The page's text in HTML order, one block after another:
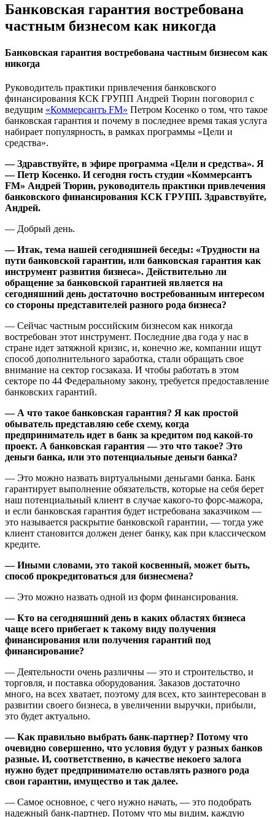
Банковская гарантия востребована
частным бизнесом как никогда
Банковская гарантия востребована частным бизнесом как
никогда
Руководитель практики привлечения банковского
финансирования КСК ГРУПП Андрей Тюрин поговорил с
ведущим «Коммерсантъ FM» Петром Косенко о том, что такое
банковская гарантия и почему в последнее время такая услуга
набирает популярность, в рамках программы «Цели и
средства».
— Здравствуйте, в эфире программа «Цели и средства». Я
— Петр Косенко. И сегодня гость студии «Коммерсантъ
FM» Андрей Тюрин, руководитель практики привлечения
банковского финансирования КСК ГРУПП. Здравствуйте,
Андрей.
— Добрый день.
— Итак, тема нашей сегодняшней беседы: «Трудности на
пути банковской гарантии, или банковская гарантия как
инструмент развития бизнеса». Действительно ли
обращение за банковской гарантией является на
сегодняшний день достаточно востребованным интересом
со стороны представителей разного рода бизнеса?
— Сейчас частным российским бизнесом как никогда
востребован этот инструмент. Последние два года у нас в
стране идет затяжной кризис, и, конечно же, компании ищут
способ дополнительного заработка, стали обращать свое
внимание на сектор госзаказа. И чтобы работать в этом
секторе по 44 Федеральному закону, требуется предоставление
банковских гарантий.
— А что такое банковская гарантия? Я как простой
обыватель представляю себе схему, когда
предприниматель идет в банк за кредитом под какой-то
проект. А банковская гарантия — это что такое? Это
деньги банка, или это потенциальные деньги банка?
— Это можно назвать виртуальными деньгами банка. Банк
гарантирует выполнение обязательств, которые на себя берет
наш потенциальный клиент в случае какого-то форс-мажора,
и если банковская гарантия будет истребована заказчиком —
это называется раскрытие банковской гарантии, — тогда уже
клиент становится должен денег банку, как при классическом
кредите.
— Иными словами, это такой косвенный, может быть,
способ прокредитоваться для бизнесмена?
— Это можно назвать одной из форм финансирования.
— Кто на сегодняшний день в каких областях бизнеса
чаще всего прибегает к такому виду получения
финансирования или получения гарантий под
финансирование?
— Деятельности очень различны — это и строительство, и
торговля, и поставка оборудования. Заказов достаточно
много, на всех хватает, поэтому для всех, кто заинтересован в
развитии своего бизнеса, в увеличении выручки, прибыли,
это будет актуально.
— Как правильно выбрать банк-партнер? Потому что
очевидно совершенно, что условия будут у разных банков
разные. И, соответственно, в качестве некоего залога
нужно будет предпринимателю оставлять разного рода
свои гарантии, имущество и так далее.
— Самое основное, с чего нужно начать, — это подобрать
надежный банк-партнер. Потому что мы видим, каждую